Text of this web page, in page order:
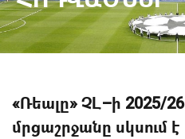
«Ռեալը» ՉԼ–ի 2025/26
մրցաշրջանը սկսում է